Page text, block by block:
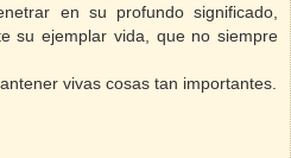
en su profundo significado,
su ejemplar vida, que no siempre
vivas cosas tan importantes.